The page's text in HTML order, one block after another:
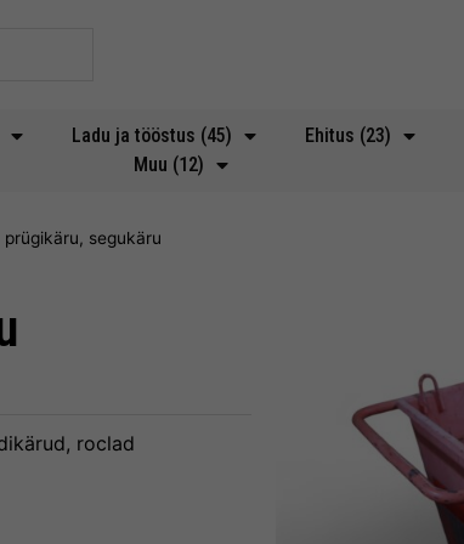
Ladu ja tööstus (45) Ehitus (23)
Muu (12)
prügikäru, segukäru
roclad